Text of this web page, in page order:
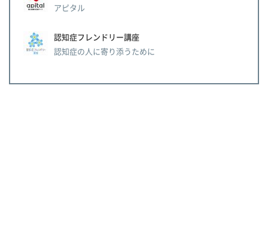
アピタル
認知症フレンドリー講座
認知症の人に寄り添うために